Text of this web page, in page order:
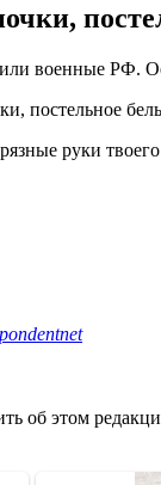
военные РФ.
постельное
руки
об этом